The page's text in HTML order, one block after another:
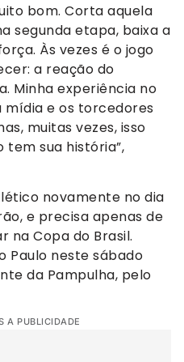
bom. Corta aquela
segunda etapa, baixa a
Às vezes é o jogo
a reação do
Minha experiência no
mídia e os torcedores
muitas vezes, isso
tem sua história”,
novamente no dia
e precisa apenas de
na Copa do Brasil.
Paulo neste sábado
da Pampulha, pelo
A PUBLICIDADE